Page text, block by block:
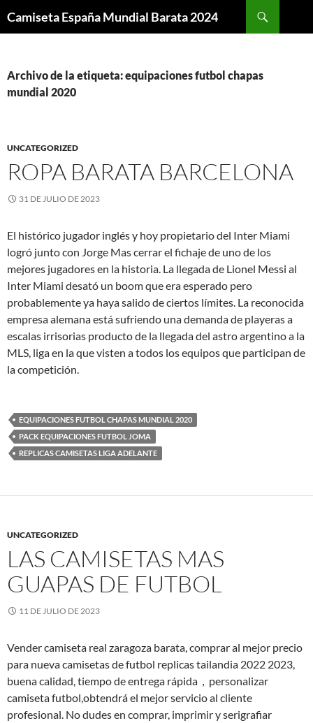
Camiseta España Mundial Barata 2024
Archivo de la etiqueta: equipaciones futbol chapas
mundial 2020
UNCATEGORIZED
ROPA BARATA BARCELONA
31 DE JULIO DE 2023
El histórico jugador inglés y hoy propietario del Inter Miami
logró junto con Jorge Mas cerrar el fichaje de uno de los
mejores jugadores en la historia. La llegada de Lionel Messi al
Inter Miami desató un boom que era esperado pero
probablemente ya haya salido de ciertos límites. La reconocida
empresa alemana está sufriendo una demanda de playeras a
escalas irrisorias producto de la llegada del astro argentino a la
MLS, liga en la que visten a todos los equipos que participan de
la competición.
EQUIPACIONES FUTBOL CHAPAS MUNDIAL 2020
PACK EQUIPACIONES FUTBOL JOMA
REPLICAS CAMISETAS LIGA ADELANTE
UNCATEGORIZED
LAS CAMISETAS MAS
GUAPAS DE FUTBOL
11 DE JULIO DE 2023
Vender camiseta real zaragoza barata, comprar al mejor precio
para nueva camisetas de futbol replicas tailandia 2022 2023,
buena calidad, tiempo de entrega rápida，personalizar
camiseta futbol,obtendrá el mejor servicio al cliente
profesional. No dudes en comprar, imprimir y serigrafiar